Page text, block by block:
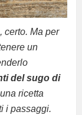
certo. Ma per
un
del sugo di
ricetta
i passaggi.